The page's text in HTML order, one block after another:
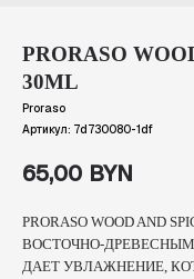
PRORASO
30ML
Proraso
Артикул: 7d730080-1df
65,00 BYN
PRORASO WOOD AND
ВОСТОЧНО-
ДАЕТ УВЛАЖНЕНИЕ,